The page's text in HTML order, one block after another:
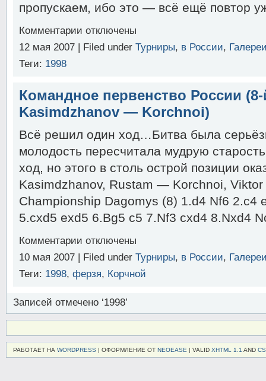
пропускаем, ибо это — всё ещё повтор
Комментарии
Командное
тур,
—
отключены
12 мая 2007 | Filed under Турниры, в России,
Теги: 1998
Командное первенство России (8-
Kasimdzhanov — Korchnoi)
Всё решил один ход…Битва была
молодость пересчитала мудрую
ход, но этого в столь острой позиции
Kasimdzhanov, Rustam — Korchnoi, Viktor
Championship Dagomys (8) 1.d4 Nf6 2.c4
5.cxd5 exd5 6.Bg5 c5 7.Nf3 cxd4 8.Nxd4
Комментарии
Командное
России
тур,
Korchnoi)
отключены
10 мая 2007 | Filed under Турниры, в России,
Теги: 1998, ферзя, Корчной
Записей отмечено ‘1998’
РАБОТАЕТ НА WORDPRESS | ОФОРМЛЕНИЕ ОТ NEOEASE | VALID XHTML 1.1 AND